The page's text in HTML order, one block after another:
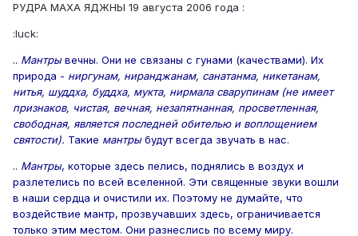
РУДРА МАХА ЯДЖНЫ 19 августа 2006 года :
:luck:
.. Мантрывечны. Они не связаны с гунами (качествами). Их
природа - ниргунам, ниранджанам, санатанма, никетанам,
нитья, шуддха, буддха, мукта, нирмала сварупинам (не имеет
признаков, чистая, вечная, незапятнанная, просветленная,
свободная, является последней обителью и воплощением
святости). Такие мантрыбудут всегда звучать в нас.
.. Мантры, которые здесь пелись, поднялись в воздух и
разлетелись по всей вселенной. Эти священные звуки вошли
в наши сердца и очистили их. Поэтому не думайте, что
воздействие мантр, прозвучавших здесь, ограничивается
только этим местом. Они разнеслись по всему миру.